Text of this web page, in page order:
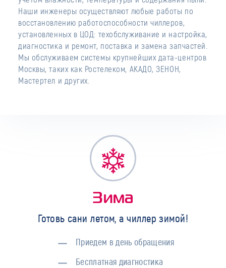
Наши инженеры осуществляют любые работы по
восстановлению работоспособности чиллеров,
установленных в ЦОД: техобслуживание и настройка,
диагностика и ремонт, поставка и замена запчастей.
Мы обслуживаем системы крупнейших дата-центров
Москвы, таких как Ростелеком, АКАДО, ЗЕНОН,
Мастертел и других.
Зима
Готовь сани летом, а чиллер зимой!
Приедем в день обращения
Бесплатная диагностика